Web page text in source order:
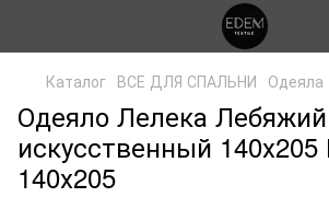
Каталог ВСЕ ДЛЯ СПАЛЬНИ Одеяла
Одеяло Лелека
искусственный
140х205